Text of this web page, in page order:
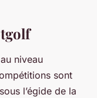
niveau
sont
l’égide de la